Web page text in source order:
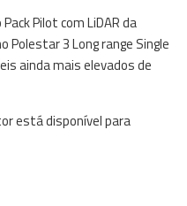
Pilot com LiDAR da
Polestar 3 Long range Single
ainda mais elevados de
está disponível para